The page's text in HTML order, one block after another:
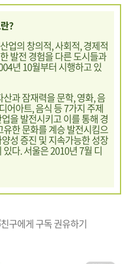
?
업의 창의적, 사회적, 경제적
발전 경험을 다른 도시들과
년 10월부터 시행하고 있
과 잠재력을 문학, 영화, 음
어아트, 음식 등 7가지 주제
을 발전시키고 이를 통해 경
한 문화를 계승 발전시킴으
성 증진 및 지속가능한 성장
다. 서울은 2010년 7월 디